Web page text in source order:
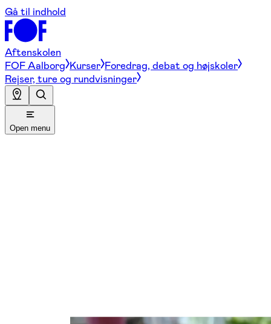
Gå til indhold
Aftenskolen
FOF Aalborg Kurser Foredrag, debat og højskoler
Rejser, ture og rundvisninger
Open menu